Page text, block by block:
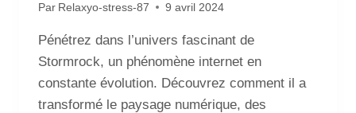
Par Relaxyo-stress-87 9 avril 2024
Pénétrez dans l’univers fascinant de
Stormrock, un phénomène internet en
constante évolution. Découvrez comment il a
transformé le paysage numérique, des